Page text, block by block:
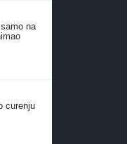
na
curenju